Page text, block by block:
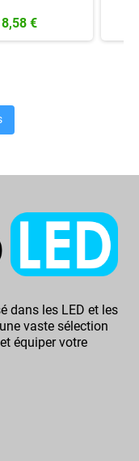
8,58 €
dans les LED et les
vaste sélection
équiper votre